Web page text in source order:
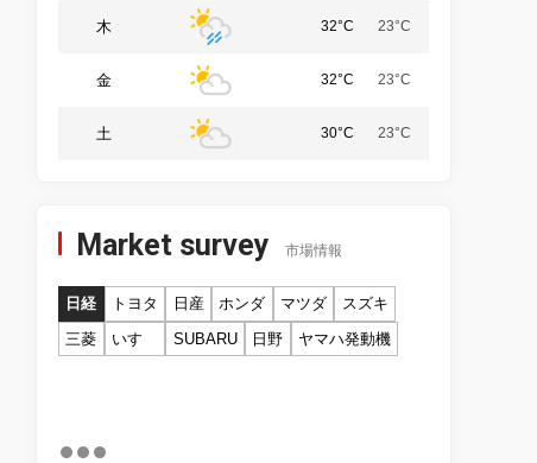
木 32°C 23°C
金 32°C 23°C
土 30°C 23°C
Market survey 市場情報
日経 トヨタ 日産 ホンダ マツダ
スズキ
三菱
いすゞ SUBARU 日野 ヤマハ発動機